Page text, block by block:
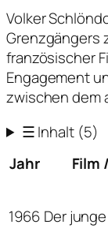
Volker
Grenzgängers
französischer
Engagement
zwischen dem
☰Inhalt (5)
Jahr
Film
1966 Der